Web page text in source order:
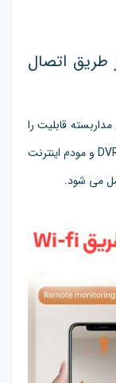
طریق اتصال
قابلیت را
دارند. در این نوع انتقال تصویر نیازی به دستگاه DVR و مودم اینترنت
می شود.